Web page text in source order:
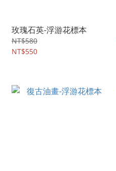
玫瑰石英-浮游花標本
NT$580
NT$550